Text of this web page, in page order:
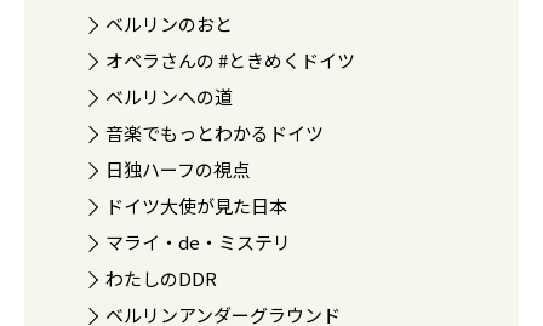
ベルリンのおと
オペラさんの #ときめくドイツ
ベルリンへの道
音楽でもっとわかるドイツ
日独ハーフの視点
ドイツ大使が見た日本
マライ・de・ミステリ
わたしのDDR
ベルリンアンダーグラウンド